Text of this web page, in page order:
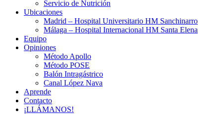
Servicio de Nutrición
Ubicaciones
Madrid – Hospital Universitario HM Sanchinarro
Málaga – Hospital Internacional HM Santa Elena
Equipo
Opiniones
Método Apollo
Método POSE
Balón Intragástrico
Canal López Nava
Aprende
Contacto
¡LLÁMANOS!